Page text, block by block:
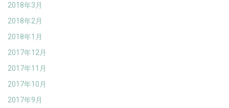
2018年3月
2018年2月
2018年1月
2017年12月
2017年11月
2017年10月
2017年9月